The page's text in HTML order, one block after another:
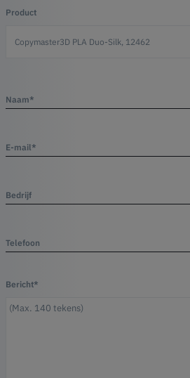
Product
Naam*
E-mail*
Bedrijf
Telefoon
Bericht*